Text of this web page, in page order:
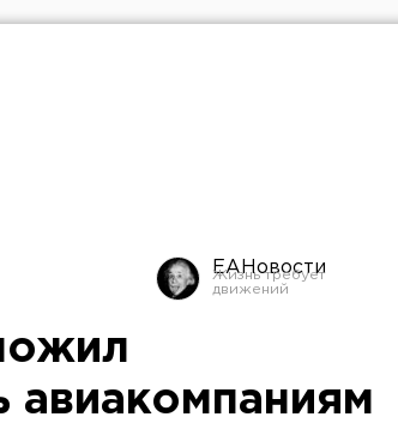
ЕАНовости
авиакомпаниям